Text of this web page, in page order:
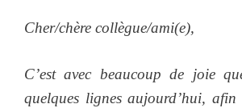
Cher/chère collègue/ami(e),
C’est avec beaucoup de joie
quelques lignes aujourd’hui, afin